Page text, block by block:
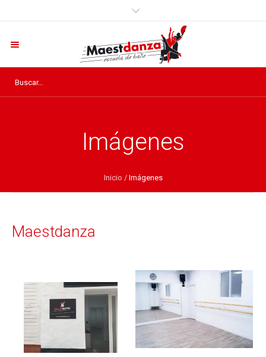
Imágenes
Inicio / Imágenes
Maestdanza